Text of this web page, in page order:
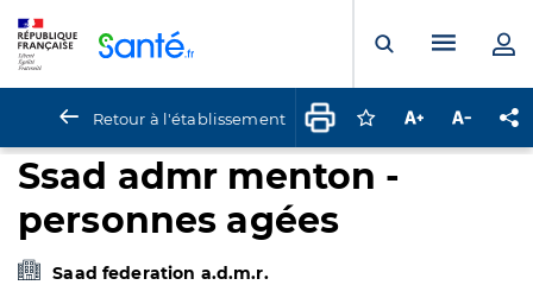
Ouvrir laMenu
Retour à l'établissement Connectez-vous
Augmenter la
Ssad admr menton -
personnes agées
Saad federation a.d.m.r.